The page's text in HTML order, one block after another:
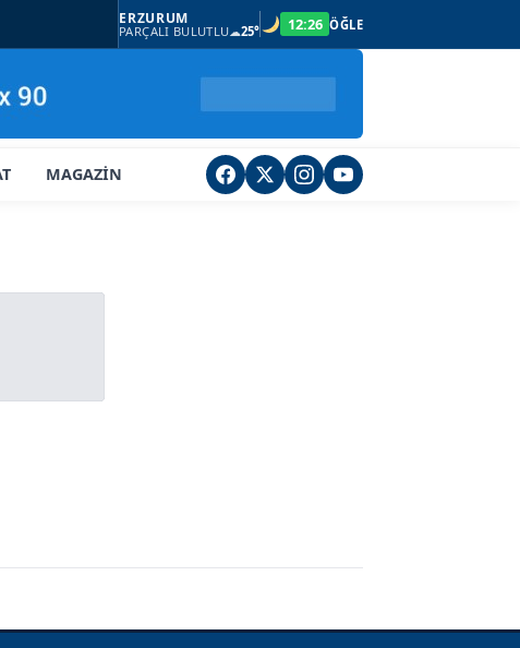
ERZURUM
PARÇALI BULUTLU☁25° 12:26 ÖĞLE
MAGAZİN